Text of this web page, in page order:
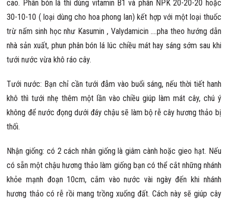
cao. Phân bón lá thì dùng vitamin B1 và phân NPK 20-20-20 hoặc
30-10-10 ( loại dùng cho hoa phong lan) kết hợp với một loại thuốc
trừ nấm sinh học như Kasumin , Valydamicin ….pha theo hướng dẫn
nhà sản xuất, phun phân bón lá lúc chiều mát hay sáng sớm sau khi
tưới nước vừa khô ráo cây.
Tưới nước: Bạn chỉ cần tưới đẫm vào buổi sáng, nếu thời tiết hanh
khô thì tưới nhẹ thêm một lần vào chiều giúp làm mát cây, chú ý
không để nước đọng dưới đáy chậu sẽ làm bộ rễ cây hương thảo bị
thối.
Nhận giống: có 2 cách nhân giống là giâm cành hoặc gieo hạt. Nếu
có sẵn một chậu hương thảo làm giống bạn có thể cắt những nhánh
khỏe mạnh đoạn 10cm, cắm vào nước vài ngày đến khi nhánh
hương thảo có rễ rồi mang trồng xuống đất. Cách này sẽ giúp cây